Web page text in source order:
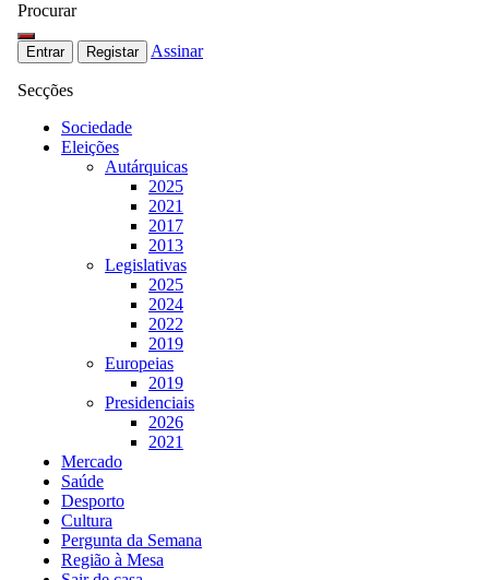
Procurar
Entrar Registar Assinar
Secções
Sociedade
Eleições
Autárquicas
2025
2021
2017
2013
Legislativas
2025
2024
2022
2019
Europeias
2019
Presidenciais
2026
2021
Mercado
Saúde
Desporto
Cultura
Pergunta da Semana
Região à Mesa